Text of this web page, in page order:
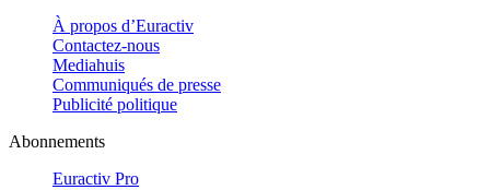
À propos d’Euractiv
Contactez-nous
Mediahuis
Communiqués de presse
Publicité politique
Abonnements
Euractiv Pro